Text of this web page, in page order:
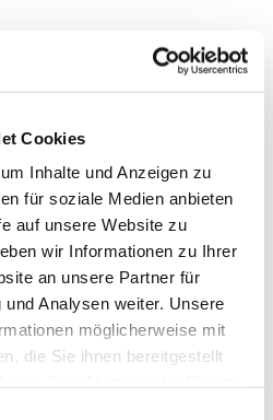
Cookies
Inhalte und Anzeigen zu
für soziale Medien anbieten
auf unsere Website zu
wir Informationen zu Ihrer
an unsere Partner für
Analysen weiter. Unsere
möglicherweise mit
die Sie ihnen bereitgestellt